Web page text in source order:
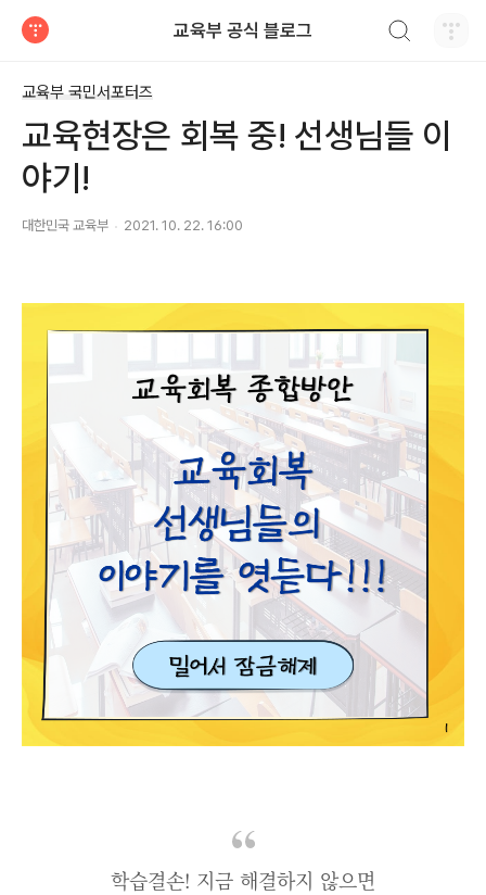
교육부 공식 블로그
교육부 국민서포터즈
교육현장은 회복 중! 선생님들 이
야기!
대한민국 교육부 2021. 10. 22. 16:00
학습결손! 지금 해결하지 않으면